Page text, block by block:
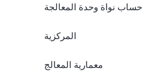
حساب نواة وحدة المعالجة
المركزية
معمارية المعالج